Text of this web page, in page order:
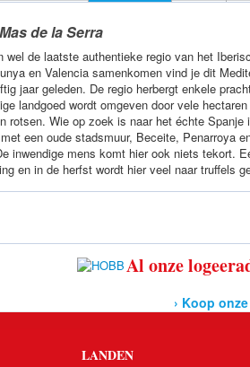
de la Serra
wel de laatste authentieke regio van het
en Valencia samenkomen vind je dit
jaar geleden. De regio herbergt enkele
landgoed wordt omgeven door vele
rotsen. Wie op zoek is naar het échte
een oude stadsmuur, Beceite, Penarroya
inwendige mens komt hier ook niets tekort.
en in de herfst wordt hier veel naar truffels
Al onze
› Koop
LANDEN